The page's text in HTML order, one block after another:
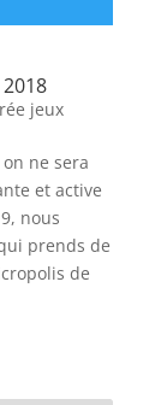
jeux
ne sera
et active
nous
prends de
de